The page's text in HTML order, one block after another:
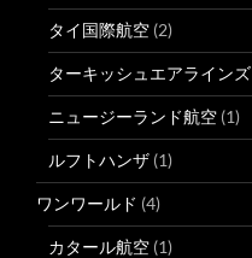
タイ国際航空 (2)
ターキッシュエアラインズ
ニュージーランド航空 (1)
ルフトハンザ (1)
ワンワールド (4)
カタール航空 (1)